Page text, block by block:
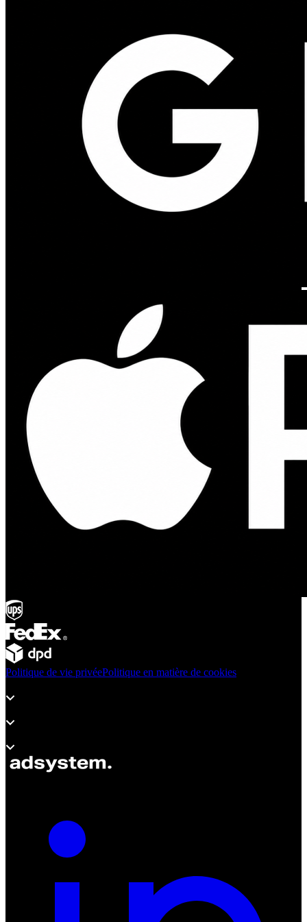
Politique de vie privéePolitique en matière de cookies